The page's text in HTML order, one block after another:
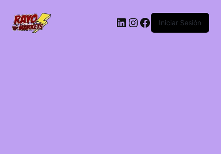
LinkedIn
Instagram
Facebook
Iniciar Sesión